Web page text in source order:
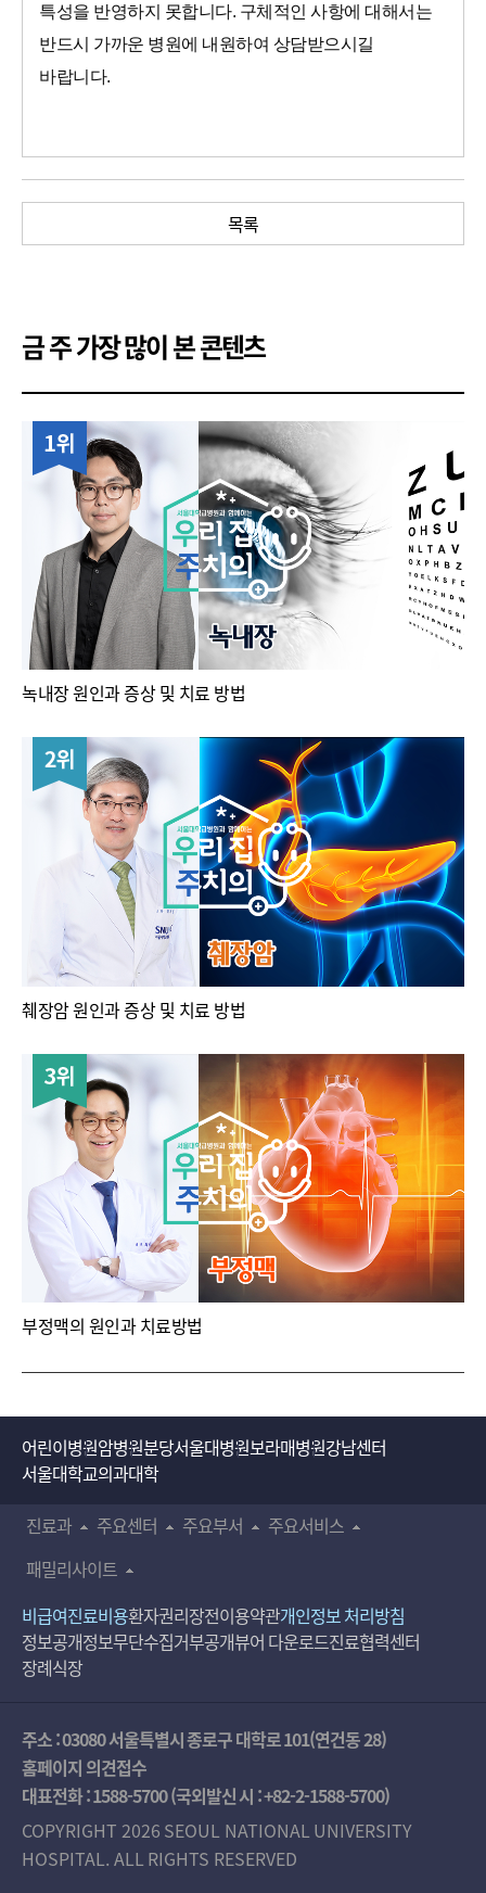
특성을 반영하지 못합니다. 구체적인 사항에 대해서는
반드시 가까운 병원에 내원하여 상담받으시길
바랍니다.
목록
금 주 가장 많이 본 콘텐츠
1위
녹내장 원인과 증상 및 치료 방법
2위
췌장암 원인과 증상 및 치료 방법
3위
부정맥의 원인과 치료방법
어린이병원암병원분당서울대병원보라매병원강남센터
서울대학교의과대학
진료과
주요센터 주요부서
주요서비스
패밀리사이트
비급여진료비용환자권리장전이용약관개인정보 처리방침
정보공개정보무단수집거부공개뷰어 다운로드진료협력센터
장례식장
주소 : 03080 서울특별시 종로구 대학로 101(연건동 28)
홈페이지 의견접수
대표전화 :1588-5700(국외발신 시 :+82-2-1588-5700)
COPYRIGHT 2026 SEOUL NATIONAL UNIVERSITY
HOSPITAL. ALL RIGHTS RESERVED